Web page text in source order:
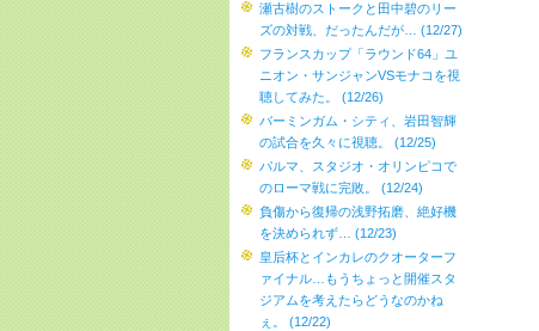
瀬古樹のストークと田中碧のリー
ズの対戦、だったんだが… (12/27)
フランスカップ「ラウンド64」ユ
ニオン・サンジャンVSモナコを視
聴してみた。 (12/26)
バーミンガム・シティ、岩田智輝
の試合を久々に視聴。 (12/25)
パルマ、スタジオ・オリンピコで
のローマ戦に完敗。 (12/24)
負傷から復帰の浅野拓磨、絶好機
を決められず… (12/23)
皇后杯とインカレのクオーターフ
ァイナル…もうちょっと開催スタ
ジアムを考えたらどうなのかね
ぇ。 (12/22)